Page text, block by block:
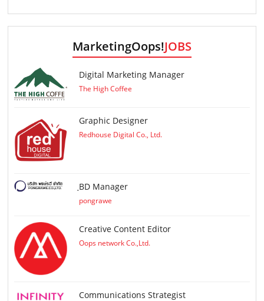
MarketingOops!JOBS
Digital Marketing Manager
The High Coffee
Graphic Designer
Redhouse Digital Co., Ltd.
ฺBD Manager
pongrawe
Creative Content Editor
Oops network Co.,Ltd.
Communications Strategist